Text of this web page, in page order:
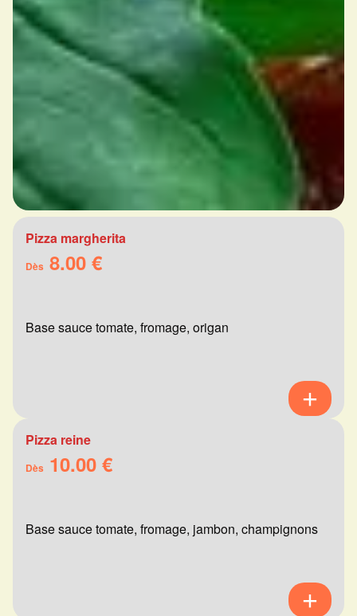
Pizza margherita
Dès 8.00 €
Base sauce tomate, fromage, origan
Pizza reine
Dès 10.00 €
Base sauce tomate, fromage, jambon, champignons